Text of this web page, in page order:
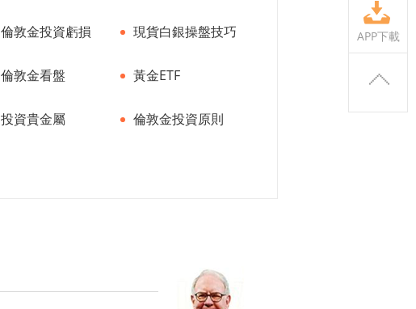
APP下載
倫敦金投資虧損 現貨白銀操盤技巧
倫敦金看盤 黃金ETF
投資貴金屬 倫敦金投資原則